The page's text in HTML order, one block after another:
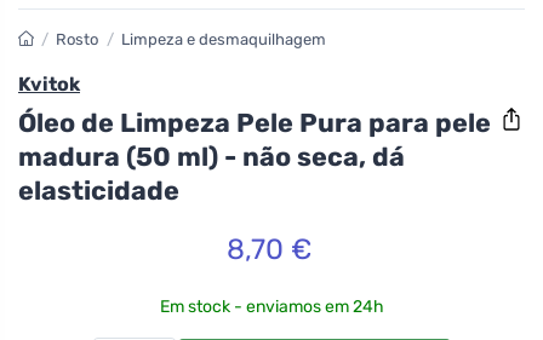
/ Rosto / Limpeza e desmaquilhagem
Kvitok
Óleo de Limpeza Pele Pura para pele
madura (50 ml) - não seca, dá
elasticidade
8,70 €
Em stock - enviamos em 24h